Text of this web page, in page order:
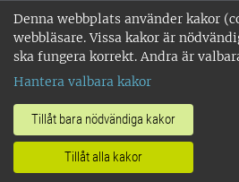
Denna webbplats använder kakor
webbläsare. Vissa kakor är
ska fungera korrekt. Andra är
Hantera valbara kakor
Tillåt bara nödvändiga kakor
Tillåt alla kakor
verksamhet över hela
Alnarp, Uppsala och Umeå.
miljöcertifierat enligt ISO
018-67 10 00 • Org nr:
Om SLU:s webbplatser
•Hantera kakor•Behandling
personuppgifter